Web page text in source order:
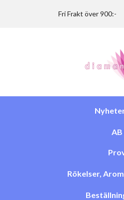
Fri Frakt över 900:-
Rökelser,